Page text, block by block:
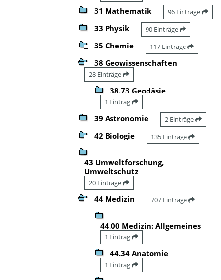
31 Mathematik 96 Einträge
33 Physik 90 Einträge
35 Chemie 117 Einträge
38 Geowissenschaften
28 Einträge
38.73 Geodäsie
1 Eintrag
39 Astronomie 2 Einträge
42 Biologie 135 Einträge
43 Umweltforschung,
Umweltschutz
20 Einträge
44 Medizin 707 Einträge
44.00 Medizin: Allgemeines
1 Eintrag
44.34 Anatomie
1 Eintrag